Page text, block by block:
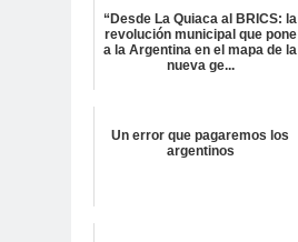
“Desde La Quiaca al BRICS: la
revolución municipal que pone
a la Argentina en el mapa de la
nueva ge...
Un error que pagaremos los
argentinos